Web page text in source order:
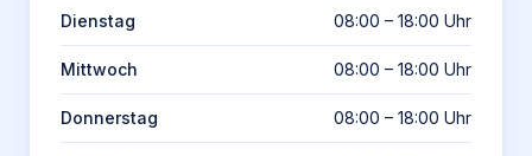
Dienstag 08:00 – 18:00 Uhr
Mittwoch 08:00 – 18:00 Uhr
Donnerstag 08:00 – 18:00 Uhr